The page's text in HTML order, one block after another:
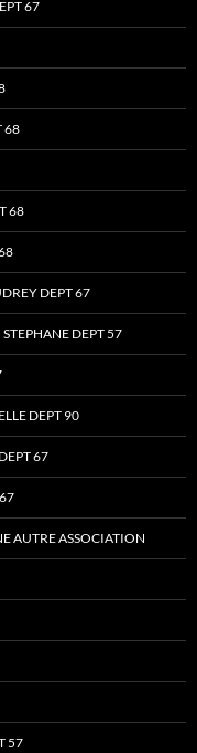
67
68
68
DEPT 67
DEPT 57
DEPT 90
67
AUTRE ASSOCIATION
57